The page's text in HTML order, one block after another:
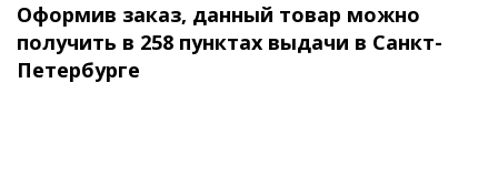
Оформив заказ, данный товар можно
получить в 258 пунктах выдачи в Санкт-
Петербурге